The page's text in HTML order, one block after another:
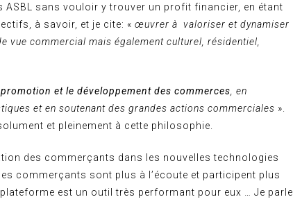
ASBL sans vouloir y trouver un profit financier, en étant
à savoir, et je cite: « œuvrer à valoriser et dynamiser
vue commercial mais également culturel, résidentiel,
et le développement des commerces , en
et en soutenant des grandes actions commerciales ».
et pleinement à cette philosophie.
des commerçants dans les nouvelles technologies
commerçants sont plus à l’écoute et participent plus
est un outil très performant pour eux … Je parle